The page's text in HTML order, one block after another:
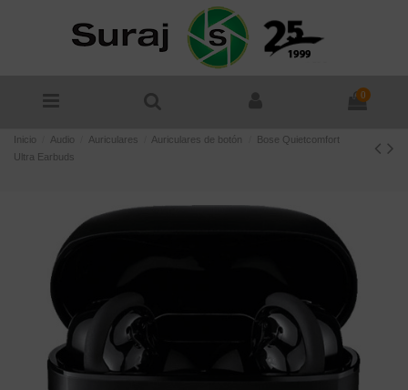
0
Inicio Audio Auriculares Auriculares de botón
Bose Quietcomfort
Ultra Earbuds